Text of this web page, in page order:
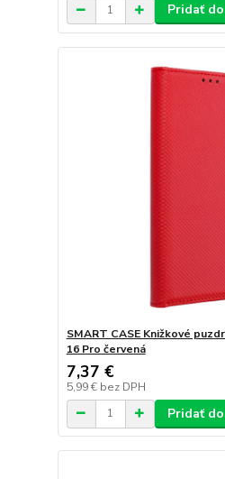
Pridať
SMART CASE Knižkové
16 Pro červená
7,37 €
5,99 € bez DPH
Pridať